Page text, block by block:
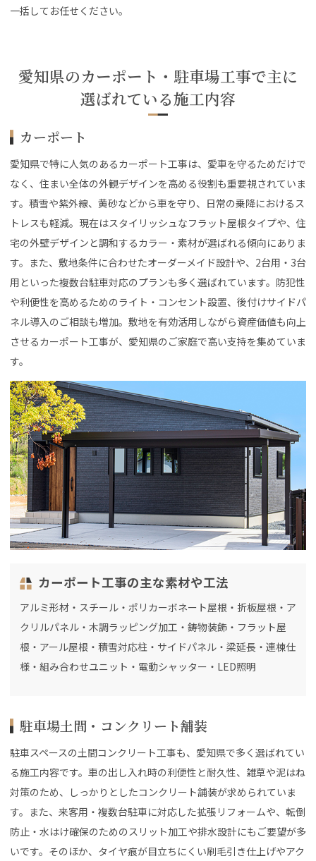
一括してお任せください。
愛知県のカーポート・駐車場工事で主に
選ばれている施工内容
カーポート
愛知県で特に人気のあるカーポート工事は、愛車を守るためだけで
なく、住まい全体の外観デザインを高める役割も重要視されていま
す。積雪や紫外線、黄砂などから車を守り、日常の乗降におけるス
トレスも軽減。現在はスタイリッシュなフラット屋根タイプや、住
宅の外壁デザインと調和するカラー・素材が選ばれる傾向にありま
す。また、敷地条件に合わせたオーダーメイド設計や、2台用・3台
用といった複数台駐車対応のプランも多く選ばれています。防犯性
や利便性を高めるためのライト・コンセント設置、後付けサイドパ
ネル導入のご相談も増加。敷地を有効活用しながら資産価値も向上
させるカーポート工事が、愛知県のご家庭で高い支持を集めていま
す。
カーポート工事の主な素材や工法
アルミ形材・スチール・ポリカーボネート屋根・折板屋根・ア
クリルパネル・木調ラッピング加工・鋳物装飾・フラット屋
根・アール屋根・積雪対応柱・サイドパネル・梁延長・連棟仕
様・組み合わせユニット・電動シャッター・LED照明
駐車場土間・コンクリート舗装
駐車スペースの土間コンクリート工事も、愛知県で多く選ばれてい
る施工内容です。車の出し入れ時の利便性と耐久性、雑草や泥はね
対策のため、しっかりとしたコンクリート舗装が求められていま
す。また、来客用・複数台駐車に対応した拡張リフォームや、転倒
防止・水はけ確保のためのスリット加工や排水設計にもご要望が多
いです。そのほか、タイヤ痕が目立ちにくい刷毛引き仕上げやアク